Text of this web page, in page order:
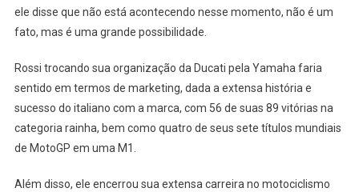
ele disse que não está acontecendo nesse momento, não é um
fato, mas é uma grande possibilidade.
Rossi trocando sua organização da Ducati pela Yamaha faria
sentido em termos de marketing, dada a extensa história e
sucesso do italiano com a marca, com 56 de suas 89 vitórias na
categoria rainha, bem como quatro de seus sete títulos mundiais
de MotoGP em uma M1.
Além disso, ele encerrou sua extensa carreira no motociclismo